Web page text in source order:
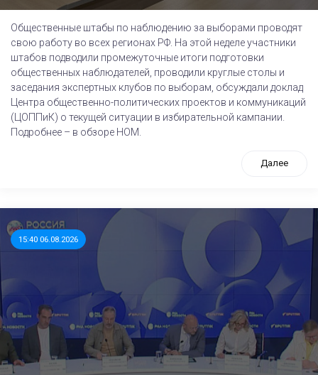
Общественные штабы по наблюдению за выборами проводят
свою работу во всех регионах РФ. На этой неделе участники
штабов подводили промежуточные итоги подготовки
общественных наблюдателей, проводили круглые столы и
заседания экспертных клубов по выборам, обсуждали доклад
Центра общественно-политических проектов и коммуникаций
(ЦОППиК) о текущей ситуации в избирательной кампании.
Подробнее – в обзоре НОМ.
Далее
15:40 06.08.2026